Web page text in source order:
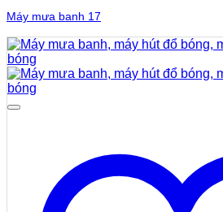
Máy mưa banh 17